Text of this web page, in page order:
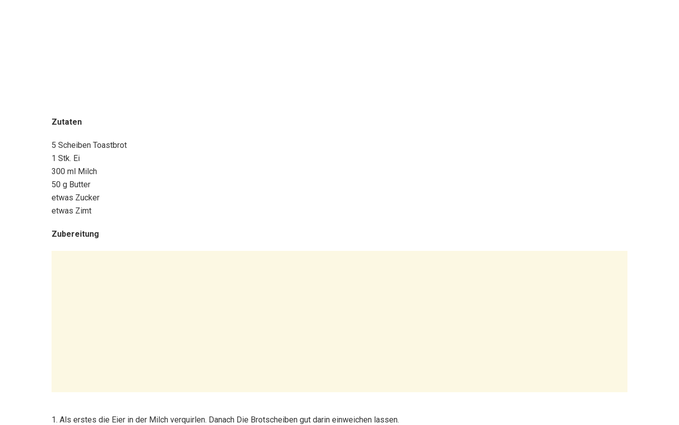
Zutaten
5 Scheiben Toastbrot
1 Stk. Ei
300 ml Milch
50 g Butter
etwas Zucker
etwas Zimt
Zubereitung
1. Als erstes die Eier in der Milch verquirlen. Danach Die Brotscheiben gut darin einweichen lassen.